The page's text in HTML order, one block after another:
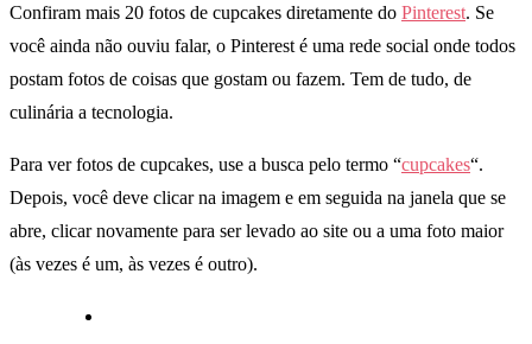
Confiram mais 20 fotos de cupcakes diretamente do Pinterest. Se
você ainda não ouviu falar, o Pinterest é uma rede social onde todos
postam fotos de coisas que gostam ou fazem. Tem de tudo, de
culinária a tecnologia.
Para ver fotos de cupcakes, use a busca pelo termo “cupcakes“.
Depois, você deve clicar na imagem e em seguida na janela que se
abre, clicar novamente para ser levado ao site ou a uma foto maior
(às vezes é um, às vezes é outro).